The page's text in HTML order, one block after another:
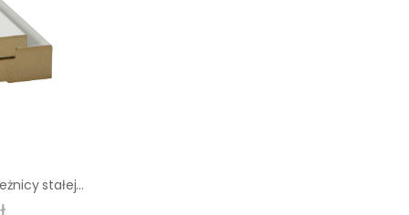
Belka górna 70 ościeżnicy stałej biała Uni Classen